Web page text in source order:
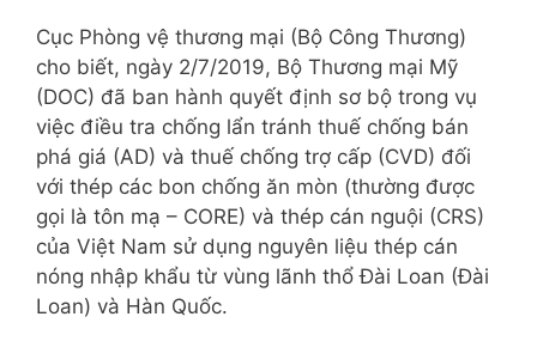
Cục Phòng vệ thương mại (Bộ Công Thương)
cho biết, ngày 2/7/2019, Bộ Thương mại Mỹ
(DOC) đã ban hành quyết định sơ bộ trong vụ
việc điều tra chống lẩn tránh thuế chống bán
phá giá (AD) và thuế chống trợ cấp (CVD) đối
với thép các bon chống ăn mòn (thường được
gọi là tôn mạ – CORE) và thép cán nguội (CRS)
của Việt Nam sử dụng nguyên liệu thép cán
nóng nhập khẩu từ vùng lãnh thổ Đài Loan (Đài
Loan) và Hàn Quốc.